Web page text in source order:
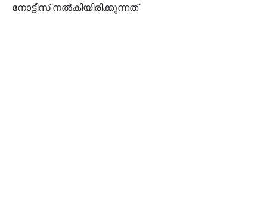
നോട്ടീസ് നല്‍കിയിരിക്കുന്നത്